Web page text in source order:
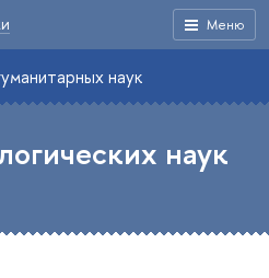
Меню
наук
наук